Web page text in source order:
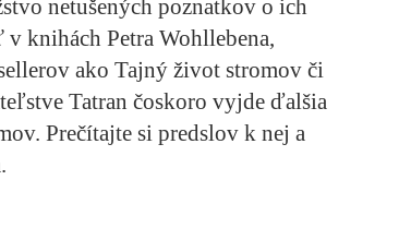
netušených poznatkov o ich
knihách Petra Wohllebena,
ako Tajný život stromov či
Tatran čoskoro vyjde ďalšia
Prečítajte si predslov k nej a